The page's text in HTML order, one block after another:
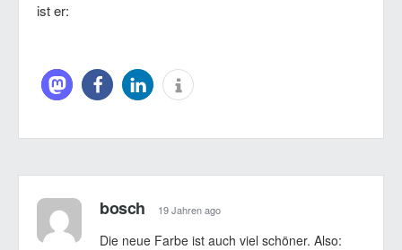
ist er:
bosch 19 Jahren ago
Die neue Farbe ist auch viel schöner. Also: